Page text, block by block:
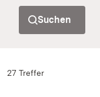
Suchen
27 Treffer